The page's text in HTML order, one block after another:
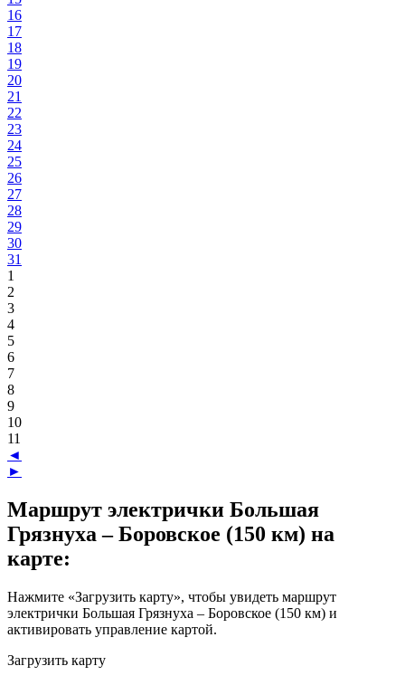
16
17
18
19
20
21
22
23
24
25
26
27
28
29
30
31
1
2
3
4
5
6
7
8
9
10
11
◄
►
Маршрут электрички Большая
Грязнуха – Боровское (150 км) на
карте:
Нажмите «Загрузить карту», чтобы увидеть маршрут
электрички Большая Грязнуха – Боровское (150 км) и
активировать управление картой.
Загрузить карту